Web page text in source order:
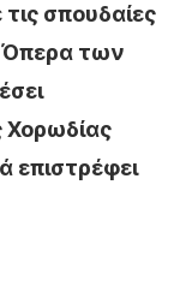
σπουδαίες
Όπερα των
Χορωδίας
επιστρέφει